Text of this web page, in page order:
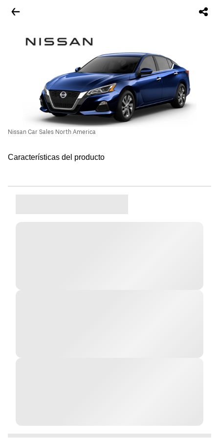
Nissan Car Sales North America
Características del producto